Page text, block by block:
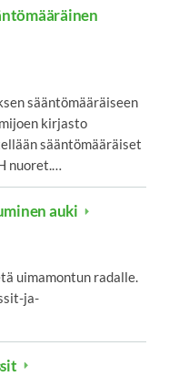
sääntömääräiseen
kirjasto
sääntömääräiset
nuoret.…
auki
uimamontun radalle.
ja-